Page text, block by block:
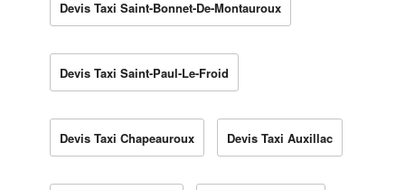
Devis Taxi Saint-Bonnet-De-Montauroux
Devis Taxi Saint-Paul-Le-Froid
Devis Taxi Chapeauroux Devis Taxi Auxillac